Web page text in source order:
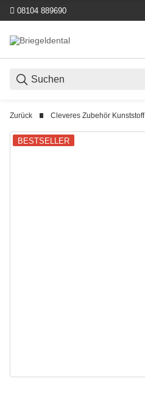
08104 889690
Zurück Cleveres Zubehör Kunststoff
BESTSELLER